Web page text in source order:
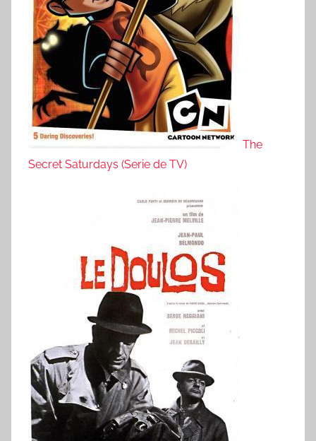
The
Secret Saturdays (Serie de TV)